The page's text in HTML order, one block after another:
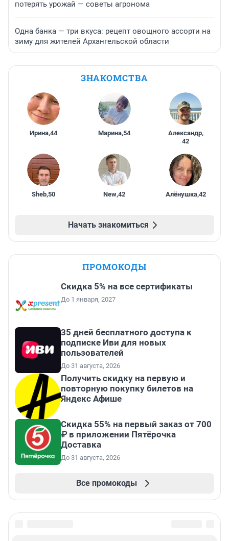
потерять урожай — советы агронома
Одна банка — три вкуса: рецепт овощного ассорти на
зиму для жителей Архангельской области
ЗНАКОМСТВА
Ирина,44 Марина,54 Александр,
42
Sheb,50 New,42 Алёнушка,42
Начать знакомиться
ПРОМОКОДЫ
Скидка 5% на все сертификаты
До 1 января, 2027
35 дней бесплатного доступа к
подписке Иви для новых
пользователей
До 31 августа, 2026
Получить скидку на первую и
повторную покупку билетов на
Яндекс Афише
Скидка 55% на первый заказ от 700
₽ в приложении Пятёрочка
Доставка
До 31 августа, 2026
Все промокоды